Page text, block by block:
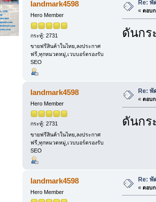
landmark4598
Hero Member
กระทู้: 2731
ขายฟรีสินค้าในไทย,ลงประกาศ
ฟรี,ทุกหมวดหมู่,เวบบอร์ดรองรับ
SEO
Re:
« ตอบก
ดันกร
landmark4598
Hero Member
กระทู้: 2731
ขายฟรีสินค้าในไทย,ลงประกาศ
ฟรี,ทุกหมวดหมู่,เวบบอร์ดรองรับ
SEO
Re:
« ตอบก
ดันกร
landmark4598
Hero Member
Re: พั
« ตอบก